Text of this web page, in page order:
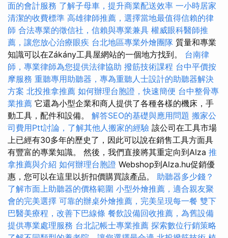
面的會計服務 了解子母車，提升商業配送效率 一小時居家
清潔的收費標準 高雄律師推薦，選擇當地最值得信賴的律
師 合法專業的徵信社，信賴與專業兼具 權威眼科醫師推
薦，讓您放心治療眼疾 台北地區專業外燴團隊 質量和專業
知識可以在Zákány工具屋網站的一個地方找到。 台南律
師，專業律師為您提供法律協助 撥筋技術課程 台中平價按
摩服務 重聽專用助聽器，專為重聽人士設計的助聽器解決
方案 北投推拿推薦 如何辦理台胞證，快速簡便 台中整骨專
業推薦 它還為小型企業和商人提供了各種各樣的機床，手
動工具，配件和設備。 解答SEO的基礎與應用問題 搬家公
司費用Ptt討論，了解其他人搬家的經驗 該公司在工具市場
上已經有30多年的歷史了，因此可以說在銷售工具方面具
有豐富的專業知識。 然後，我們直接將其重定向到Alza 推
拿推薦與介紹 如何辦理台胞證 Webshop到Alza.hu促銷優
惠，您可以在這里以折扣價購買該產品。 助聽器多少錢？
了解市面上助聽器的價格範圍 小型外燴推薦，適合親友聚
會的完美選擇 可靠的辦桌外燴推薦，完美呈現每一餐 雙下
巴醫美療程，改善下巴線條 餐飲設備回收推薦，為舊設備
提供專業處理服務 台北記帳士專業推薦 探索數位行銷策略